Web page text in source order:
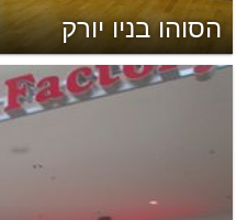
הסוהו בניו יורק